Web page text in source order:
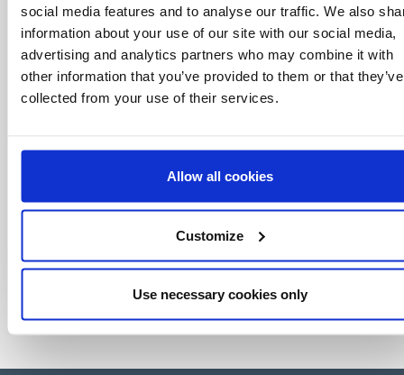
social media features and to analyse our traffic. We also
information about your use of our site with our social media,
advertising and analytics partners who may combine it with
other information that you’ve provided to them or that they’ve
collected from your use of their services.
Allow all cookies
Customize
Use necessary cookies only
world of licensing, all at the click of a button.